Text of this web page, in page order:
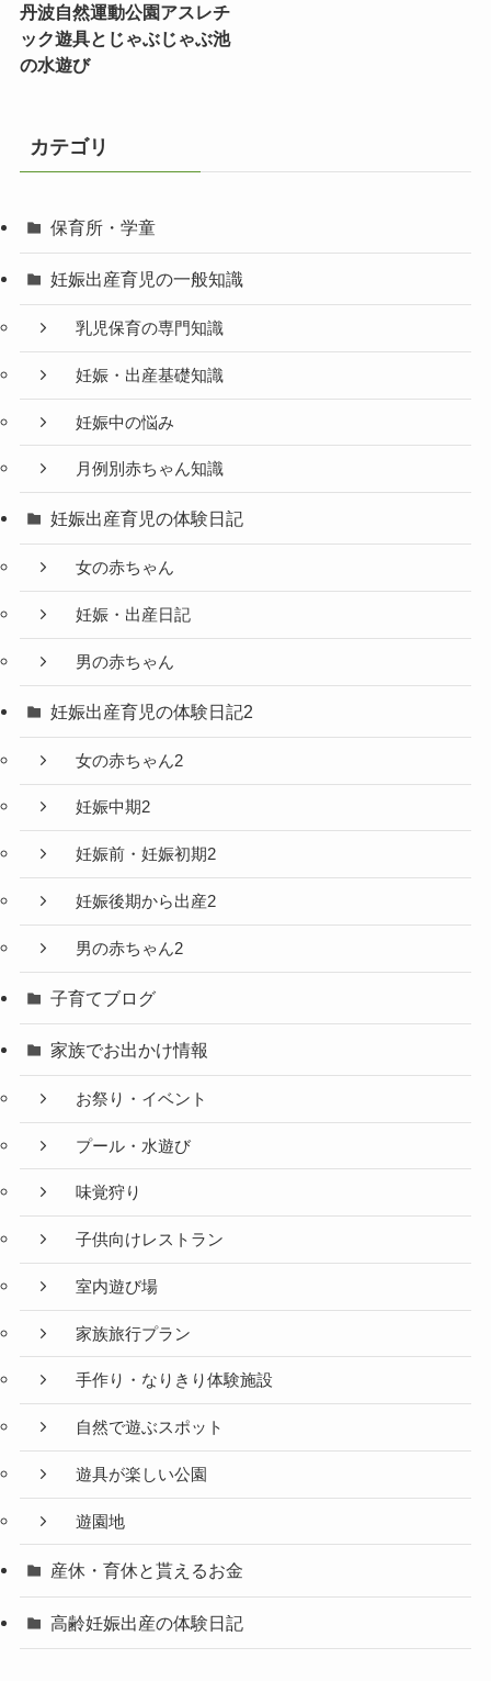
丹波自然運動公園アスレチ
ック遊具とじゃぶじゃぶ池
の水遊び
カテゴリ
保育所・学童
妊娠出産育児の一般知識
乳児保育の専門知識
妊娠・出産基礎知識
妊娠中の悩み
月例別赤ちゃん知識
妊娠出産育児の体験日記
女の赤ちゃん
妊娠・出産日記
男の赤ちゃん
妊娠出産育児の体験日記2
女の赤ちゃん2
妊娠中期2
妊娠前・妊娠初期2
妊娠後期から出産2
男の赤ちゃん2
子育てブログ
家族でお出かけ情報
お祭り・イベント
プール・水遊び
味覚狩り
子供向けレストラン
室内遊び場
家族旅行プラン
手作り・なりきり体験施設
自然で遊ぶスポット
遊具が楽しい公園
遊園地
産休・育休と貰えるお金
高齢妊娠出産の体験日記